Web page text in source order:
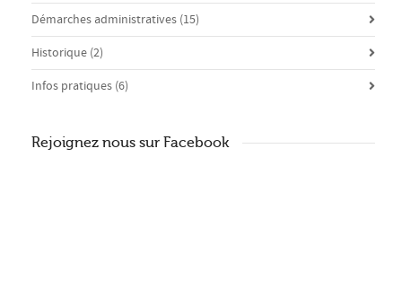
Démarches administratives (15)
Historique (2)
Infos pratiques (6)
Rejoignez nous sur Facebook